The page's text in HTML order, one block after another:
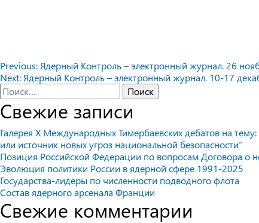
Навигация
по
записям
Previous: Ядерный Контроль – электронный журнал. 26
Next: Ядерный Контроль – электронный журнал. 10-17
Найти:
Свежие записи
Галерея X Международных Тимербаевских дебатов на
или источник новых угроз национальной безопасности”
Позиция Российской Федерации по вопросам Договора о
Эволюция политики России в ядерной сфере 1991-2025
Государства-лидеры по численности подводного флота
Состав ядерного арсенала Франции
Свежие комментарии